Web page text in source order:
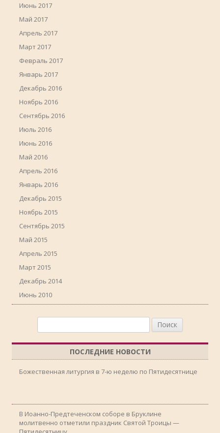
Июнь 2017
Май 2017
Апрель 2017
Март 2017
Февраль 2017
Январь 2017
Декабрь 2016
Ноябрь 2016
Сентябрь 2016
Июль 2016
Июнь 2016
Май 2016
Апрель 2016
Январь 2016
Декабрь 2015
Ноябрь 2015
Сентябрь 2015
Май 2015
Апрель 2015
Март 2015
Декабрь 2014
Июнь 2010
ПОСЛЕДНИЕ НОВОСТИ
Божественная литургия в 7-ю неделю по Пятидесятнице
В Иоанно-Предтеченском соборе в Бруклине
молитвенно отметили праздник Святой Троицы —